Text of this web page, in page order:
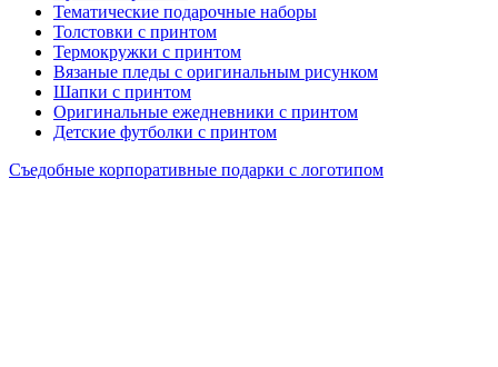
Тематические подарочные наборы
Толстовки с принтом
Термокружки с принтом
Вязаные пледы с оригинальным рисунком
Шапки с принтом
Оригинальные ежедневники с принтом
Детские футболки с принтом
Съедобные корпоративные подарки с логотипом